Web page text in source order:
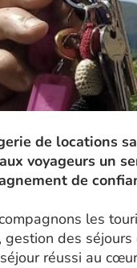
de locations
voyageurs un
de
les
gestion des
réussi au